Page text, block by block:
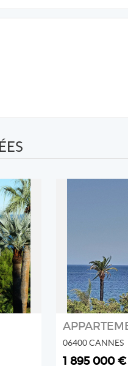
06400 CANNES
1 895 000 €